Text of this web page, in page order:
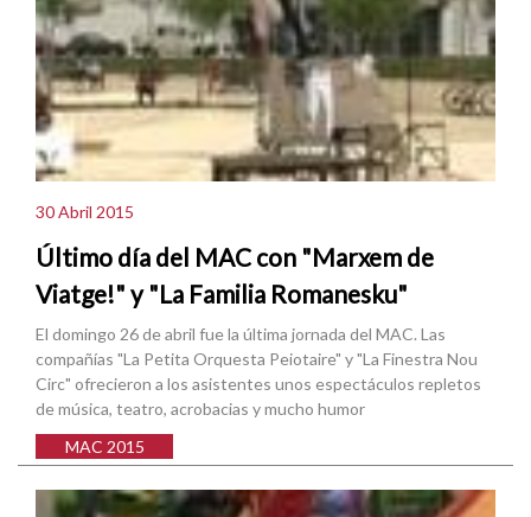
30 Abril 2015
Último día del MAC con "Marxem de
Viatge!" y "La Familia Romanesku"
El domingo 26 de abril fue la última jornada del MAC. Las
compañías "La Petita Orquesta Peiotaire" y "La Finestra Nou
Circ" ofrecieron a los asistentes unos espectáculos repletos
de música, teatro, acrobacias y mucho humor
MAC 2015